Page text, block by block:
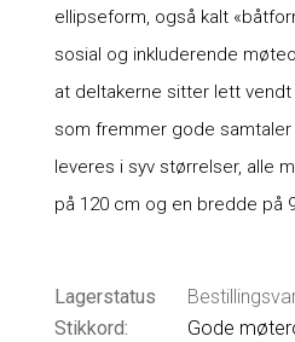
ellipseform, også kalt
sosial og inkluderende
at deltakerne sitter lett
som fremmer gode
leveres i syv størrelser, alle
på 120 cm og en bredde på
Lagerstatus
Stikkord:
Gode